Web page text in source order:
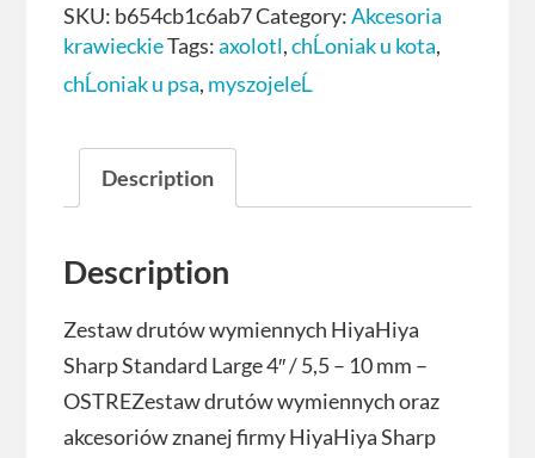
SKU: b654cb1c6ab7Category:Akcesoria
krawieckieTags:axolotl,chĹoniak u kota,
chĹoniak u psa, myszojeleĹ
Description
Description
Zestaw drutów wymiennych HiyaHiya
Sharp Standard Large 4″ / 5,5 – 10 mm –
OSTREZestaw drutów wymiennych oraz
akcesoriów znanej firmy HiyaHiya Sharp